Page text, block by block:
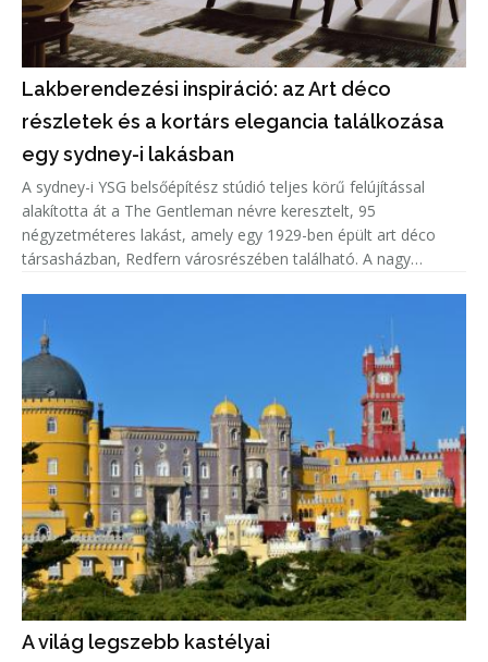
Lakberendezési inspiráció: az Art déco
részletek és a kortárs elegancia találkozása
egy sydney-i lakásban
A sydney-i YSG belsőépítész stúdió teljes körű felújítással
alakította át a The Gentleman névre keresztelt, 95
négyzetméteres lakást, amely egy 1929-ben épült art déco
társasházban, Redfern városrészében található. A nagy
A világ legszebb kastélyai